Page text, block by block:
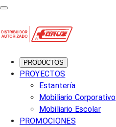
PRODUCTOS
PROYECTOS
Estantería
Mobiliario Corporativo
Mobiliario Escolar
PROMOCIONES